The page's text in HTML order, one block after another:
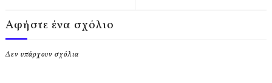
Αφήστε ένα σχόλιο
Δεν υπάρχουν σχόλια